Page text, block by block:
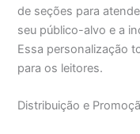
de seções para
seu público-alvo e a
Essa personalização
para os leitores.
Distribuição e